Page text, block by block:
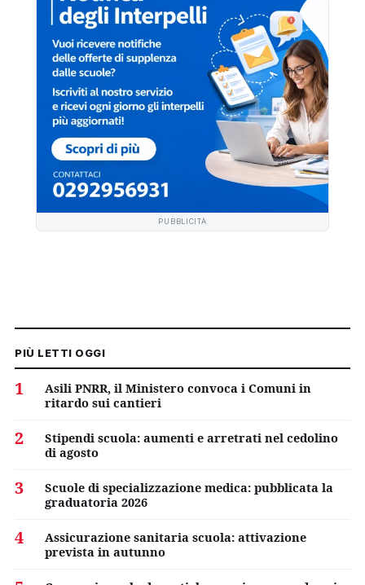
PUBBLICITÀ
PIÙ LETTI OGGI
1
Asili PNRR, il Ministero convoca i Comuni in
ritardo sui cantieri
2
Stipendi scuola: aumenti e arretrati nel cedolino
di agosto
3
Scuole di specializzazione medica: pubblicata la
graduatoria 2026
4
Assicurazione sanitaria scuola: attivazione
prevista in autunno